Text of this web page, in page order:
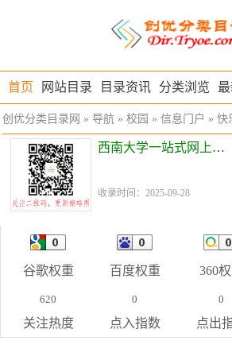
首页 网站目录 目录资讯 分类浏览
创优分类目录网 » 导航 » 校园 » 信息门户 » 快
西南大学一站式网上办事大厅
收录时间：2025-09-28
谷歌权重 百度权重 360
620
关注热度
0
点入指数
0
点出